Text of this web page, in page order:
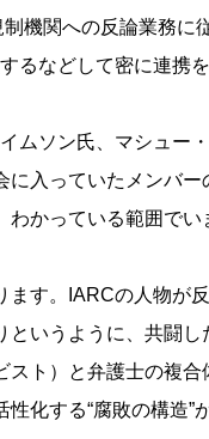
機関への反論業務に
るなどして密に連携
ムソン氏、マシュー
入っていたメンバ
かっている範囲でい
す。IARCの人物が
いうように、共闘し
ト）と弁護士の複合
化する“腐敗の構造”